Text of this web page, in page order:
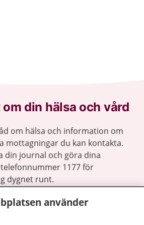
din hälsa och vård
om hälsa och information om
mottagningar du kan kontakta.
din journal och göra dina
1177 för
dygnet runt.
du vill må bättre.
använder